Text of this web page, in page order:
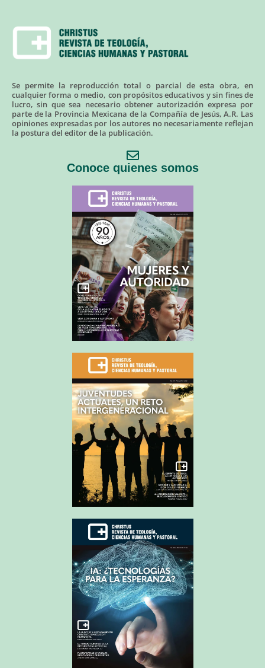
Se permite la reproducción total o parcial de esta obra, en
cualquier forma o medio, con propósitos educativos y sin fines de
lucro, sin que sea necesario obtener autorización expresa por
parte de la Provincia Mexicana de la Compañía de Jesús, A.R. Las
opiniones expresadas por los autores no necesariamente reflejan
la postura del editor de la publicación.
Conoce quienes somos